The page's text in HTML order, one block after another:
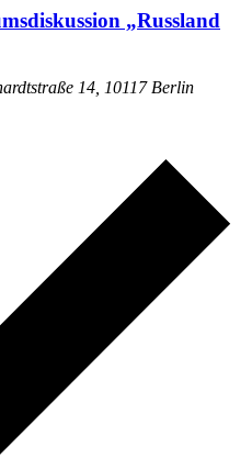
„Russland
14, 10117 Berlin